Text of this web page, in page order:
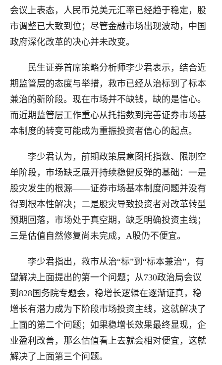
会议上表态，人民币兑美元汇率已经趋于稳定，股
市调整已大致到位；尽管金融市场出现波动，中国
政府深化改革的决心并未改变。
民生证券首席策略分析师李少君表示，结合近
期监管层的态度与举措，救市已经从治标到了标本
兼治的新阶段。现在市场并不缺钱，缺的是信心。
而近期监管层工作重心从托指数到完善证券市场基
本制度的转变可能成为重振投资者信心的起点。
李少君认为，前期政策层意图托指数、限制空
单阶段，市场缺乏展开持续稳健反弹的基础：一是
股灾发生的根源——证券市场基本制度问题并没有
得到根本性解决；二是股灾导致投资者对改革转型
预期回落，市场处于真空期，缺乏明确投资主线；
三是估值自然修复尚未完成，A股仍不便宜。
李少君指出，救市从治“标”到“标本兼治”，有
望解决上面提出的第一个问题；从730政治局会议
到828国务院专题会，稳增长逻辑在逐渐证真，稳
增长有潜力成为下阶段市场投资主线，这就解决了
上面的第二个问题；如果稳增长效果最终显现，企
业盈利改善，那么估值看上去就会相对便宜，这就
解决了上面第三个问题。